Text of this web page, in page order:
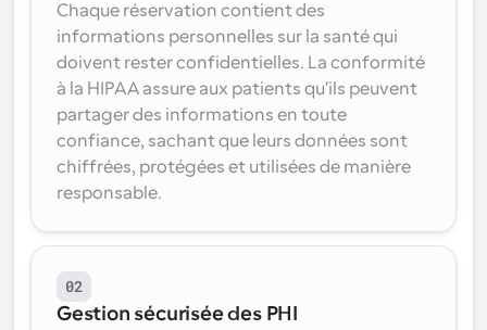
Chaque réservation contient des
informations personnelles sur la santé qui
doivent rester confidentielles. La conformité
à la HIPAA assure aux patients qu'ils peuvent
partager des informations en toute
confiance, sachant que leurs données sont
chiffrées, protégées et utilisées de manière
responsable.
02
Gestion sécurisée des PHI